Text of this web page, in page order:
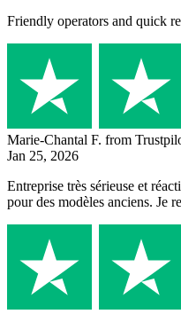
Friendly operators and quick
Marie-Chantal F. from
Jan 25, 2026
Entreprise très sérieuse et
pour des modèles anciens. Je